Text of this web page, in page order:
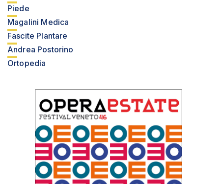
Piede
Magalini Medica
Fascite Plantare
Andrea Postorino
Ortopedia